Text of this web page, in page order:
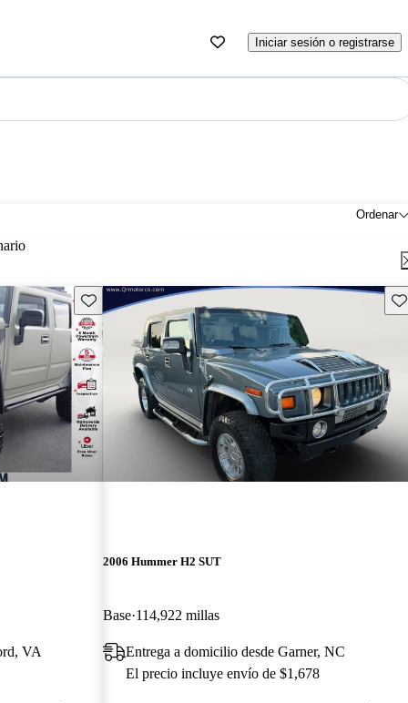
Iniciar sesión o registrarse
Ordenar
Guarda este Aviso
VA
2006 Hummer H2 SUT
Base 114,922 millas
Entrega a domicilio desde Garner, NC
El precio incluye envío de $1,678